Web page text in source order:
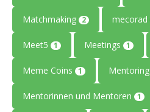
Matchmaking 2 mecorad
Meet5 1 Meetings 1
Meme Coins 1 Mentoring
Mentorinnen und Mentoren 1